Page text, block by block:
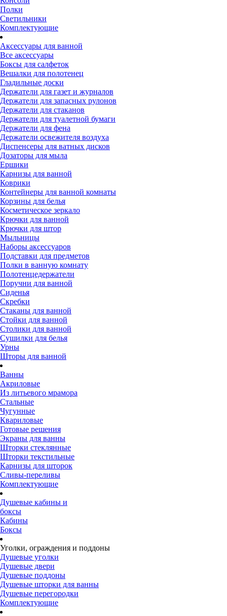
Полки
Светильники
Комплектующие
Аксессуары для ванной
Все аксессуары
Боксы для салфеток
Вешалки для полотенец
Гладильные доски
Держатели для газет и журналов
Держатели для запасных рулонов
Держатели для стаканов
Держатели для туалетной бумаги
Держатели для фена
Держатели освежителя воздуха
Диспенсеры для ватных дисков
Дозаторы для мыла
Ершики
Карнизы для ванной
Коврики
Контейнеры для ванной комнаты
Корзины для белья
Косметическое зеркало
Крючки для ванной
Крючки для штор
Мыльницы
Наборы аксессуаров
Подставки для предметов
Полки в ванную комнату
Полотенцедержатели
Поручни для ванной
Сиденья
Скребки
Стаканы для ванной
Стойки для ванной
Столики для ванной
Сушилки для белья
Урны
Шторы для ванной
Ванны
Акриловые
Из литьевого мрамора
Стальные
Чугунные
Квариловые
Готовые решения
Экраны для ванны
Шторки стеклянные
Шторки текстильные
Карнизы для шторок
Сливы-переливы
Комплектующие
Душевые кабины и
боксы
Кабины
Боксы
Уголки, ограждения и поддоны
Душевые уголки
Душевые двери
Душевые поддоны
Душевые шторки для ванны
Душевые перегородки
Комплектующие